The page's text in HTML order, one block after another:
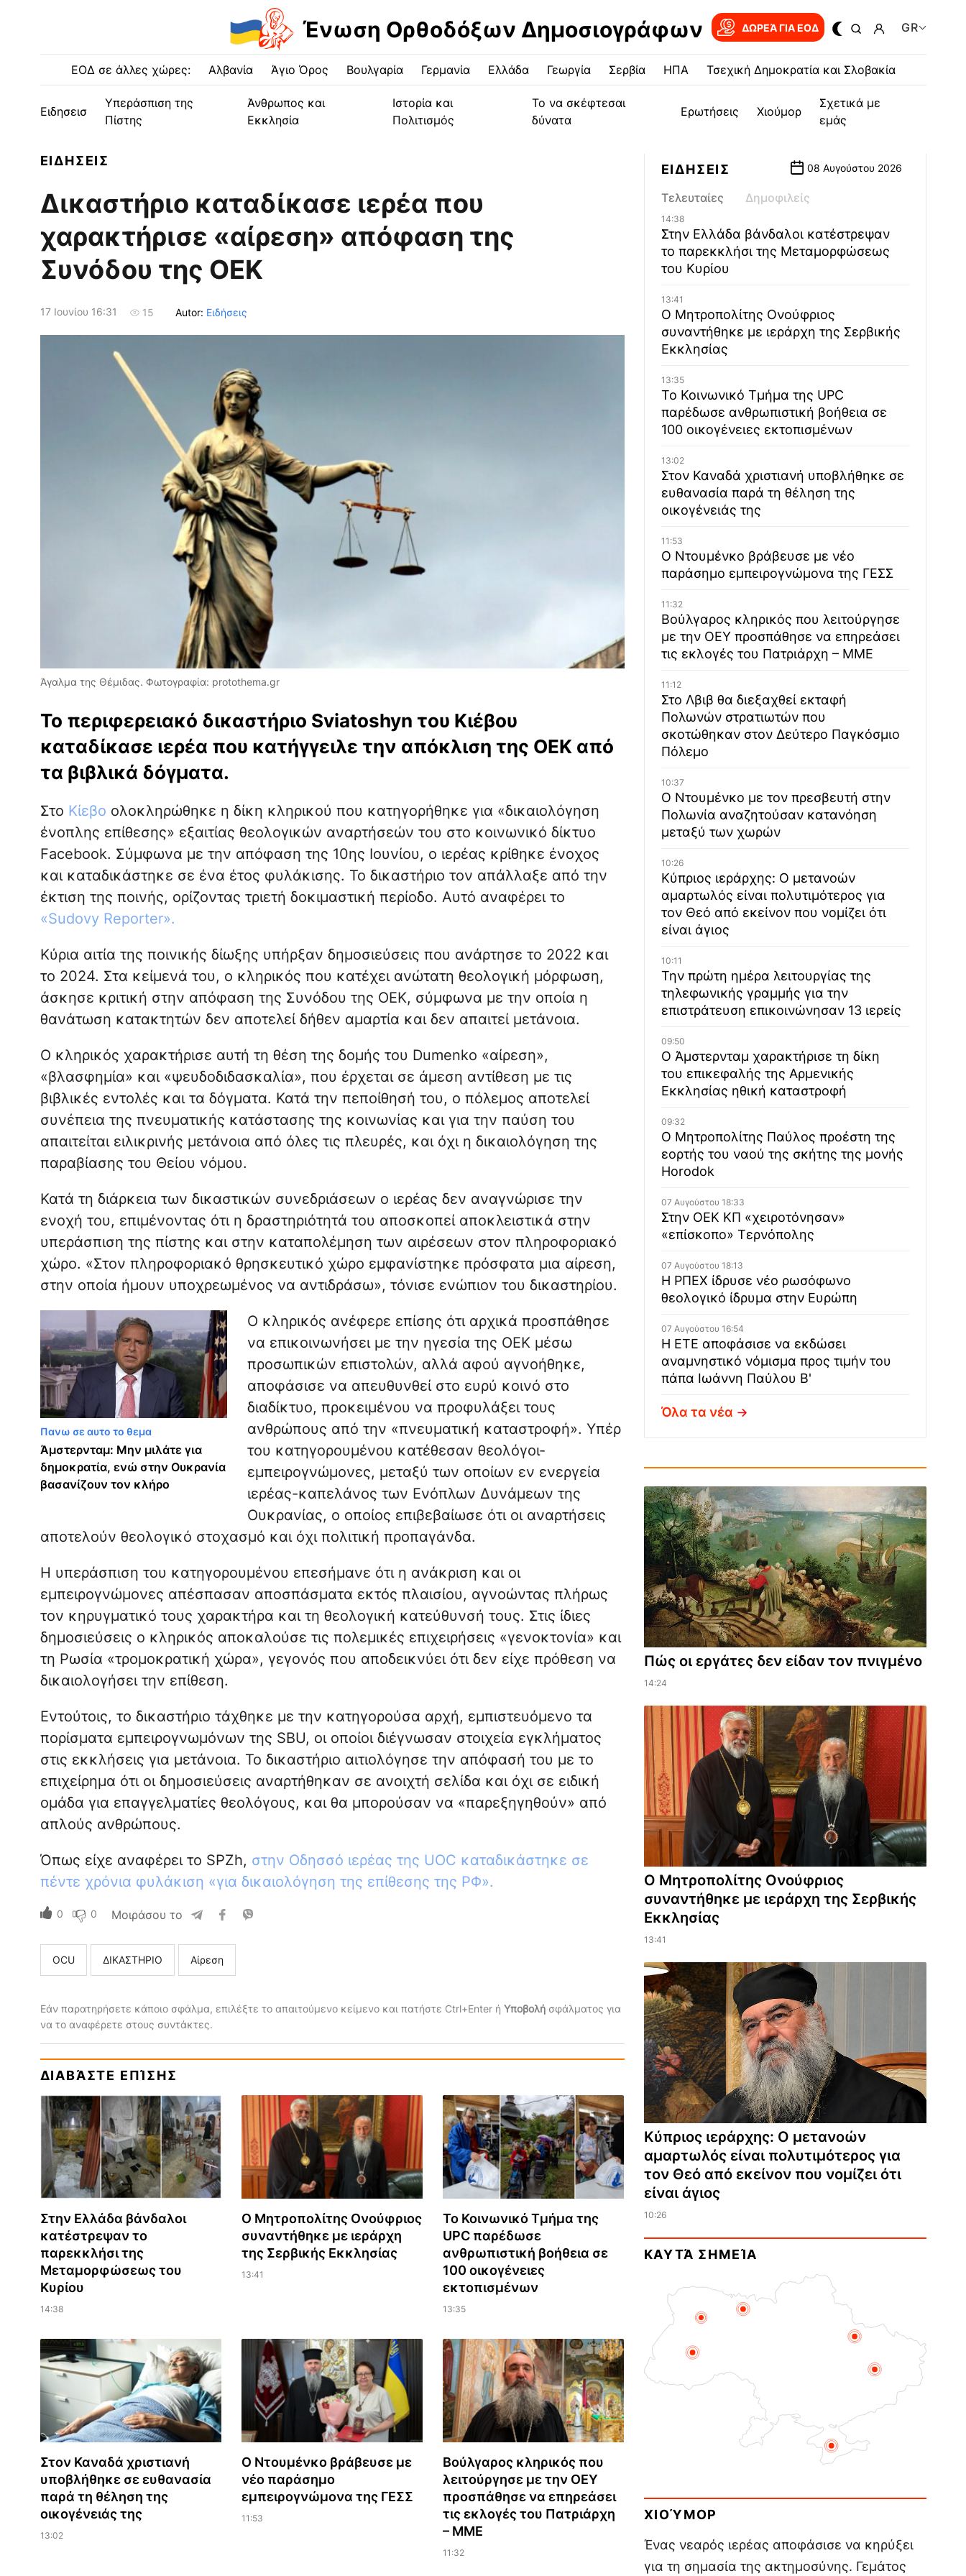
Ένωση Ορθοδόξων Δημοσιογράφων ΔΩΡΕΆ ΓΙΑ EOΔ GR
ΕΟΔ σε άλλες χώρες: Αλβανία Άγιο Όρος Βουλγαρία Γερμανία Ελλάδα Γεωργία Σερβία ΗΠΑ Τσεχική Δημοκρατία και Σλοβακία
Ειδησεισ
Υπεράσπιση της
Πίστης
Άνθρωπος και
Εκκλησία
Ιστορία και
Πολιτισμός
Το να σκέφτεσαι
δύνατα
Ερωτήσεις Χιούμορ
Σχετικά με
εμάς
ΕΙΔΗΣΕΙΣ
Δικαστήριο καταδίκασε ιερέα που
χαρακτήρισε «αίρεση» απόφαση της
Συνόδου της ΟΕΚ
17 Ιουνίου 16:31 15 Autor: Ειδήσεις
Άγαλμα της Θέμιδας. Φωτογραφία: protothema.gr
Το περιφερειακό δικαστήριο Sviatoshyn του Κιέβου
καταδίκασε ιερέα που κατήγγειλε την απόκλιση της ΟΕΚ από
τα βιβλικά δόγματα.
Στο Κίεβο ολοκληρώθηκε η δίκη κληρικού που κατηγορήθηκε για «δικαιολόγηση
ένοπλης επίθεσης» εξαιτίας θεολογικών αναρτήσεών του στο κοινωνικό δίκτυο
Facebook. Σύμφωνα με την απόφαση της 10ης Ιουνίου, ο ιερέας κρίθηκε ένοχος
και καταδικάστηκε σε ένα έτος φυλάκισης. Το δικαστήριο τον απάλλαξε από την
έκτιση της ποινής, ορίζοντας τριετή δοκιμαστική περίοδο. Αυτό αναφέρει το
«Sudovy Reporter».
Κύρια αιτία της ποινικής δίωξης υπήρξαν δημοσιεύσεις που ανάρτησε το 2022 και
το 2024. Στα κείμενά του, ο κληρικός που κατέχει ανώτατη θεολογική μόρφωση,
άσκησε κριτική στην απόφαση της Συνόδου της ΟΕΚ, σύμφωνα με την οποία η
θανάτωση κατακτητών δεν αποτελεί δήθεν αμαρτία και δεν απαιτεί μετάνοια.
Ο κληρικός χαρακτήρισε αυτή τη θέση της δομής του Dumenko «αίρεση»,
«βλασφημία» και «ψευδοδιδασκαλία», που έρχεται σε άμεση αντίθεση με τις
βιβλικές εντολές και τα δόγματα. Κατά την πεποίθησή του, ο πόλεμος αποτελεί
συνέπεια της πνευματικής κατάστασης της κοινωνίας και για την παύση του
απαιτείται ειλικρινής μετάνοια από όλες τις πλευρές, και όχι η δικαιολόγηση της
παραβίασης του Θείου νόμου.
Κατά τη διάρκεια των δικαστικών συνεδριάσεων ο ιερέας δεν αναγνώρισε την
ενοχή του, επιμένοντας ότι η δραστηριότητά του αποσκοπεί αποκλειστικά στην
υπεράσπιση της πίστης και στην καταπολέμηση των αιρέσεων στον πληροφοριακό
χώρο. «Στον πληροφοριακό θρησκευτικό χώρο εμφανίστηκε πρόσφατα μια αίρεση,
στην οποία ήμουν υποχρεωμένος να αντιδράσω», τόνισε ενώπιον του δικαστηρίου.
Πανω σε αυτο το θεμα
Άμστερνταμ: Μην μιλάτε για
δημοκρατία, ενώ στην Ουκρανία
βασανίζουν τον κλήρο
Ο κληρικός ανέφερε επίσης ότι αρχικά προσπάθησε
να επικοινωνήσει με την ηγεσία της ΟΕΚ μέσω
προσωπικών επιστολών, αλλά αφού αγνοήθηκε,
αποφάσισε να απευθυνθεί στο ευρύ κοινό στο
διαδίκτυο, προκειμένου να προφυλάξει τους
ανθρώπους από την «πνευματική καταστροφή». Υπέρ
του κατηγορουμένου κατέθεσαν θεολόγοι-
εμπειρογνώμονες, μεταξύ των οποίων εν ενεργεία
ιερέας-καπελάνος των Ενόπλων Δυνάμεων της
Ουκρανίας, ο οποίος επιβεβαίωσε ότι οι αναρτήσεις
αποτελούν θεολογικό στοχασμό και όχι πολιτική προπαγάνδα.
Η υπεράσπιση του κατηγορουμένου επεσήμανε ότι η ανάκριση και οι
εμπειρογνώμονες απέσπασαν αποσπάσματα εκτός πλαισίου, αγνοώντας πλήρως
τον κηρυγματικό τους χαρακτήρα και τη θεολογική κατεύθυνσή τους. Στις ίδιες
δημοσιεύσεις ο κληρικός αποκαλούσε τις πολεμικές επιχειρήσεις «γενοκτονία» και
τη Ρωσία «τρομοκρατική χώρα», γεγονός που αποδεικνύει ότι δεν είχε πρόθεση να
δικαιολογήσει την επίθεση.
Εντούτοις, το δικαστήριο τάχθηκε με την κατηγορούσα αρχή, εμπιστευόμενο τα
πορίσματα εμπειρογνωμόνων της SBU, οι οποίοι διέγνωσαν στοιχεία εγκλήματος
στις εκκλήσεις για μετάνοια. Το δικαστήριο αιτιολόγησε την απόφασή του με το
επιχείρημα ότι οι δημοσιεύσεις αναρτήθηκαν σε ανοιχτή σελίδα και όχι σε ειδική
ομάδα για επαγγελματίες θεολόγους, και θα μπορούσαν να «παρεξηγηθούν» από
απλούς ανθρώπους.
Όπως είχε αναφέρει το SPZh, στην Οδησσό ιερέας της UOC καταδικάστηκε σε
πέντε χρόνια φυλάκιση «για δικαιολόγηση της επίθεσης της ΡΦ».
0 0 Μοιράσου το
ΟCU ΔΙΚΑΣΤΗΡΙΟ Αίρεση
Εάν παρατηρήσετε κάποιο σφάλμα, επιλέξτε το απαιτούμενο κείμενο και πατήστε Ctrl+Enter ή Υποβολήσφάλματος για
να το αναφέρετε στους συντάκτες.
ΔΙΑΒΆΣΤΕ ΕΠΊΣΗΣ
Στην Ελλάδα βάνδαλοι
κατέστρεψαν το
παρεκκλήσι της
Μεταμορφώσεως του
Κυρίου
14:38
Ο Μητροπολίτης Ονούφριος
συναντήθηκε με ιεράρχη
της Σερβικής Εκκλησίας
13:41
Το Κοινωνικό Τμήμα της
UPC παρέδωσε
ανθρωπιστική βοήθεια σε
100 οικογένειες
εκτοπισμένων
13:35
Στον Καναδά χριστιανή
υποβλήθηκε σε ευθανασία
παρά τη θέληση της
οικογένειάς της
13:02
Ο Ντουμένκο βράβευσε με
νέο παράσημο
εμπειρογνώμονα της ΓΕΣΣ
11:53
Βούλγαρος κληρικός που
λειτούργησε με την ΟΕΥ
προσπάθησε να επηρεάσει
τις εκλογές του Πατριάρχη
– ΜΜΕ
11:32
ΕΙΔΗΣΕΙΣ 08 Αυγούστου 2026
Τελευταίες Δημοφιλείς
14:38
Στην Ελλάδα βάνδαλοι κατέστρεψαν
το παρεκκλήσι της Μεταμορφώσεως
του Κυρίου
13:41
Ο Μητροπολίτης Ονούφριος
συναντήθηκε με ιεράρχη της Σερβικής
Εκκλησίας
13:35
Το Κοινωνικό Τμήμα της UPC
παρέδωσε ανθρωπιστική βοήθεια σε
100 οικογένειες εκτοπισμένων
13:02
Στον Καναδά χριστιανή υποβλήθηκε σε
ευθανασία παρά τη θέληση της
οικογένειάς της
11:53
Ο Ντουμένκο βράβευσε με νέο
παράσημο εμπειρογνώμονα της ΓΕΣΣ
11:32
Βούλγαρος κληρικός που λειτούργησε
με την ΟΕΥ προσπάθησε να επηρεάσει
τις εκλογές του Πατριάρχη – ΜΜΕ
11:12
Στο Λβιβ θα διεξαχθεί εκταφή
Πολωνών στρατιωτών που
σκοτώθηκαν στον Δεύτερο Παγκόσμιο
Πόλεμο
10:37
Ο Ντουμένκο με τον πρεσβευτή στην
Πολωνία αναζητούσαν κατανόηση
μεταξύ των χωρών
10:26
Κύπριος ιεράρχης: Ο μετανοών
αμαρτωλός είναι πολυτιμότερος για
τον Θεό από εκείνον που νομίζει ότι
είναι άγιος
10:11
Την πρώτη ημέρα λειτουργίας της
τηλεφωνικής γραμμής για την
επιστράτευση επικοινώνησαν 13 ιερείς
09:50
Ο Άμστερνταμ χαρακτήρισε τη δίκη
του επικεφαλής της Αρμενικής
Εκκλησίας ηθική καταστροφή
09:32
Ο Μητροπολίτης Παύλος προέστη της
εορτής του ναού της σκήτης της μονής
Horodok
07 Αυγούστου 18:33
Στην ΟΕΚ ΚΠ «χειροτόνησαν»
«επίσκοπο» Τερνόπολης
07 Αυγούστου 18:13
Η ΡΠΕΧ ίδρυσε νέο ρωσόφωνο
θεολογικό ίδρυμα στην Ευρώπη
07 Αυγούστου 16:54
Η ΕΤΕ αποφάσισε να εκδώσει
αναμνηστικό νόμισμα προς τιμήν του
πάπα Ιωάννη Παύλου Β'
Όλα τα νέα
Πώς οι εργάτες δεν είδαν τον πνιγμένο
14:24
Ο Μητροπολίτης Ονούφριος
συναντήθηκε με ιεράρχη της Σερβικής
Εκκλησίας
13:41
Κύπριος ιεράρχης: Ο μετανοών
αμαρτωλός είναι πολυτιμότερος για
τον Θεό από εκείνον που νομίζει ότι
είναι άγιος
10:26
ΚΑΥΤΆ ΣΗΜΕΊΑ
ΧΙΟΎΜΟΡ
Ένας νεαρός ιερέας αποφάσισε να κηρύξει
για τη σημασία της ακτημοσύνης. Γεμάτος